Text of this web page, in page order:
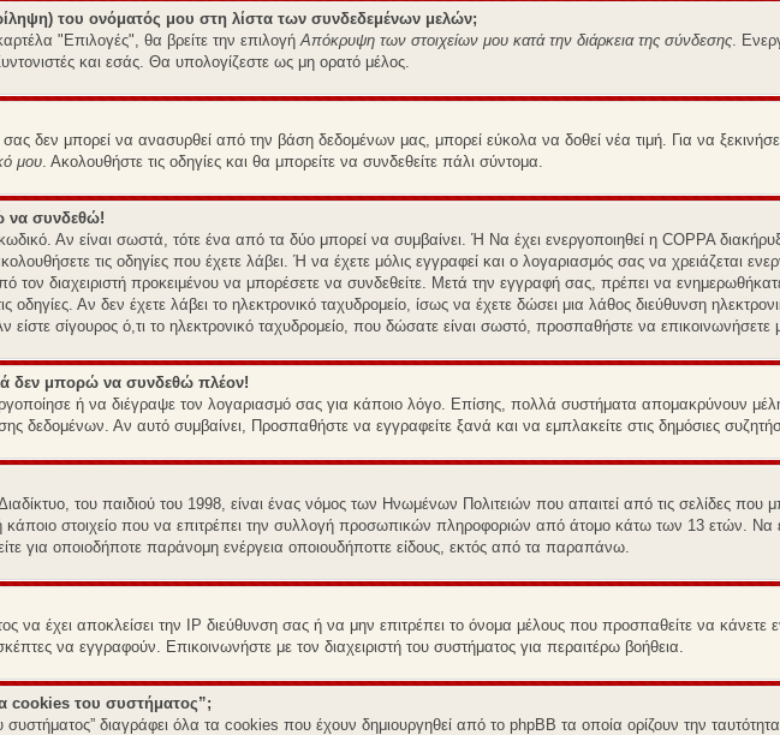
του ονόματός μου στη λίστα των συνδεδεμένων μελών;
"Επιλογές", θα βρείτε την επιλογήΑπόκρυψη των στοιχείων μου κατά την διάρκεια της σύνδεσης.
και εσάς. Θα υπολογίζεστε ως μη ορατό μέλος.
δεν μπορεί να ανασυρθεί από την βάση δεδομένων μας, μπορεί εύκολα να δοθεί νέα τιμή. Για να
μου. Ακολουθήστε τις οδηγίες και θα μπορείτε να συνδεθείτε πάλι σύντομα.
να συνδεθώ!
Αν είναι σωστά, τότε ένα από τα δύο μπορεί να συμβαίνει. Ή Να έχει ενεργοποιηθεί η COPPA
τις οδηγίες που έχετε λάβει. Ή να έχετε μόλις εγγραφεί και ο λογαριασμός σας να χρειάζεται
τον διαχειριστή προκειμένου να μπορέσετε να συνδεθείτε. Μετά την εγγραφή σας, πρέπει να
οδηγίες. Αν δεν έχετε λάβει το ηλεκτρονικό ταχυδρομείο, ίσως να έχετε δώσει μια λάθος διεύθυνση
σίγουρος ό,τι το ηλεκτρονικό ταχυδρομείο, που δώσατε είναι σωστό, προσπαθήστε να επικοινωνήσετε
δεν μπορώ να συνδεθώ πλέον!
ή να διέγραψε τον λογαριασμό σας για κάποιο λόγο. Επίσης, πολλά συστήματα απομακρύνουν
δεδομένων. Αν αυτό συμβαίνει, Προσπαθήστε να εγγραφείτε ξανά και να εμπλακείτε στις δημόσιες
του παιδιού του 1998, είναι ένας νόμος των Ηνωμένων Πολιτειών που απαιτεί από τις σελίδες
στοιχείο που να επιτρέπει την συλλογή προσωπικών πληροφοριών από άτομο κάτω των 13 ετών. Να
για οποιοδήποτε παράνομη ενέργεια οποιουδήποττε είδους, εκτός από τα παραπάνω.
να έχει αποκλείσει την IP διεύθυνση σας ή να μην επιτρέπει το όνομα μέλους που προσπαθείτε να κάνετε
να εγγραφούν. Επικοινωνήστε με τον διαχειριστή του συστήματος για περαιτέρω βοήθεια.
cookies του συστήματος”;
διαγράφει όλα τα cookies που έχουν δημιουργηθεί από το phpBB τα οποία ορίζουν την